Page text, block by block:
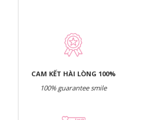
CAM KẾT HÀI LÒNG 100%
100% guarantee smile